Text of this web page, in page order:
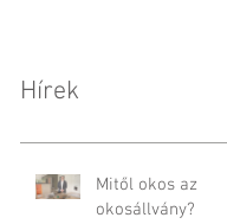
Hírek
Mitől okos az
okosállvány?